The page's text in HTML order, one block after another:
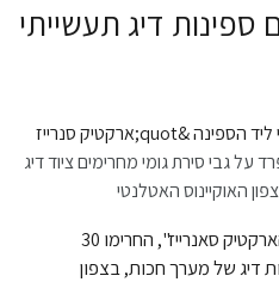
ספינות דיג תעשייתי
על גבי סירת גומי מחרימים ציוד דיג
האוקיינוס האטלנטי
פעילי גרינפיס על ספינת גרינפיס "הארקטיק סאנרייז", החרימו 30
דיג של מערך חכות, בצפון